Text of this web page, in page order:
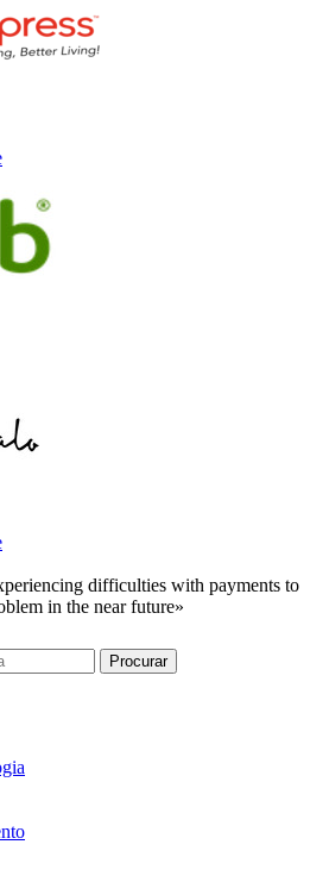
difficulties with payments to
in the near future»
Procurar